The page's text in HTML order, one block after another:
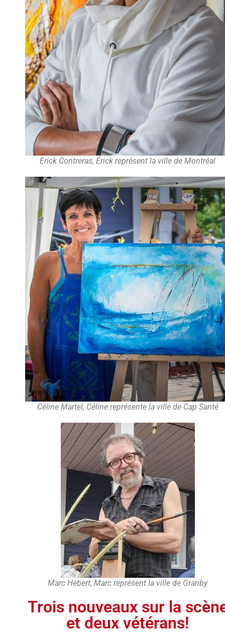
Erick Contreras, Erick représent la ville de Montréal
Céline Martel, Céline représente la ville de Cap Santé
Marc Hébert, Marc représent la ville de Granby
Trois nouveaux sur la
et deux vétérans!